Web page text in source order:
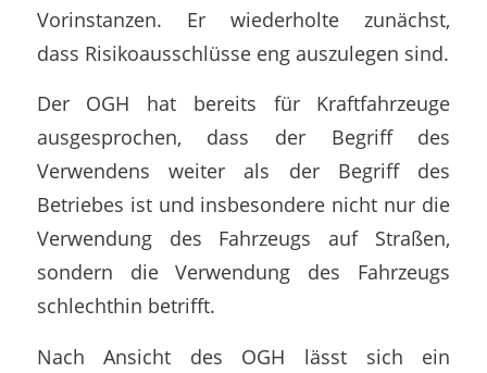
Vorinstanzen. Er wiederholte zunächst,
dass Risikoausschlüsse eng auszulegen sind.
Der OGH hat bereits für Kraftfahrzeuge
ausgesprochen, dass der Begriff des
Verwendens weiter als der Begriff des
Betriebes ist und insbesondere nicht nur die
Verwendung des Fahrzeugs auf Straßen,
sondern die Verwendung des Fahrzeugs
schlechthin betrifft.
Nach Ansicht des OGH lässt sich ein